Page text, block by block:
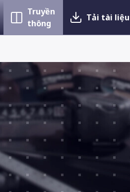
Truyền
thông
Tải tài liệu